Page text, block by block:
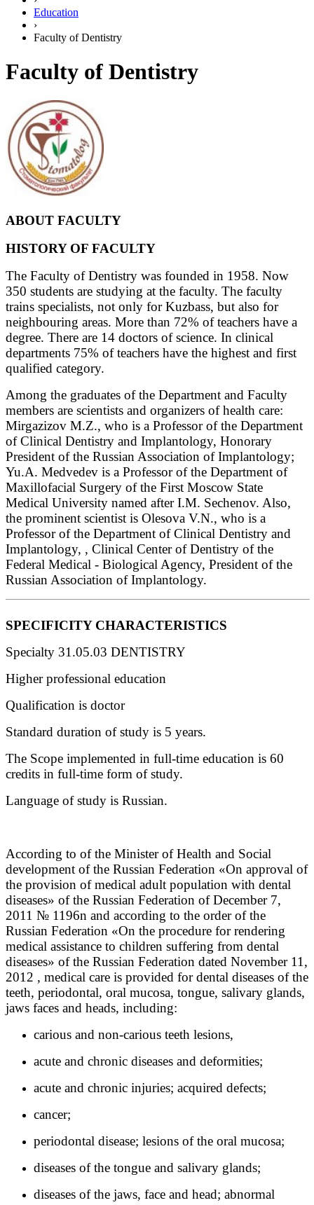
Education
›
Faculty of Dentistry
Faculty of Dentistry
ABOUT FACULTY
HISTORY OF FACULTY
The Faculty of Dentistry was founded in 1958. Now
350 students are studying at the faculty. The faculty
trains specialists, not only for Kuzbass, but also for
neighbouring areas. More than 72% of teachers have a
degree. There are 14 doctors of science. In clinical
departments 75% of teachers have the highest and first
qualified category.
Among the graduates of the Department and Faculty
members are scientists and organizers of health care:
Mirgazizov M.Z., who is a Professor of the Department
of Clinical Dentistry and Implantology, Honorary
President of the Russian Association of Implantology;
Yu.A. Medvedev is a Professor of the Department of
Maxillofacial Surgery of the First Moscow State
Medical University named after I.M. Sechenov. Also,
the prominent scientist is Olesova V.N., who is a
Professor of the Department of Clinical Dentistry and
Implantology, , Clinical Center of Dentistry of the
Federal Medical - Biological Agency, President of the
Russian Association of Implantology.
SPECIFICITY CHARACTERISTICS
Specialty 31.05.03 DENTISTRY
Higher professional education
Qualification is doctor
Standard duration of study is 5 years.
The Scope implemented in full-time education is 60
credits in full-time form of study.
Language of study is Russian.
According to of the Minister of Health and Social
development of the Russian Federation «On approval of
the provision of medical adult population with dental
diseases» of the Russian Federation of December 7,
2011 № 1196n and according to the order of the
Russian Federation «On the procedure for rendering
medical assistance to children suffering from dental
diseases» of the Russian Federation dated November 11,
2012 , medical care is provided for dental diseases of the
teeth, periodontal, oral mucosa, tongue, salivary glands,
jaws faces and heads, including:
carious and non-carious teeth lesions,
acute and chronic diseases and deformities;
acute and chronic injuries; acquired defects;
cancer;
periodontal disease; lesions of the oral mucosa;
diseases of the tongue and salivary glands;
diseases of the jaws, face and head; abnormal